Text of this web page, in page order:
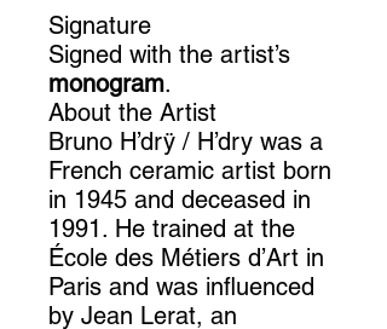
Signature
Signed with the artist’s
monogram.
About the Artist
Bruno H’drÿ / H’dry was a
French ceramic artist born
in 1945 and deceased in
1991. He trained at the
École des Métiers d’Art in
Paris and was influenced
by Jean Lerat, an